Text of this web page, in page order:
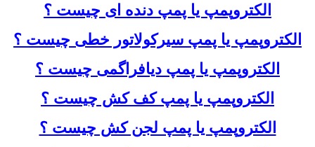
الکتروپمپ یا پمپ دنده ای چیست ؟
الکتروپمپ یا پمپ سیرکولاتور خطی چیست ؟
الکتروپمپ یا پمپ دیافراگمی چیست ؟
الکتروپمپ یا پمپ کف کش چیست ؟
الکتروپمپ یا پمپ لجن کش چیست ؟